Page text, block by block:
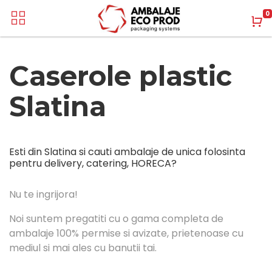
0
Caserole plastic
Slatina
Esti din Slatina si cauti ambalaje de unica folosinta
pentru delivery, catering, HORECA?
Nu te ingrijora!
Noi suntem pregatiti cu o gama completa de
ambalaje 100% permise si avizate, prietenoase cu
mediul si mai ales cu banutii tai.